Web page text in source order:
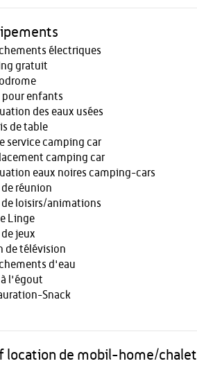
électriques
gratuit
pour enfants
des eaux usées
de table
service camping car
camping car
eaux noires camping-cars
de réunion
de loisirs/animations
Linge
de jeux
de télévision
d'eau
à l'égout
Snack
location de mobil-home/chalet